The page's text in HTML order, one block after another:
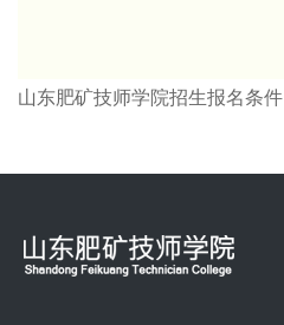
山东肥矿技师学院招生报名条件